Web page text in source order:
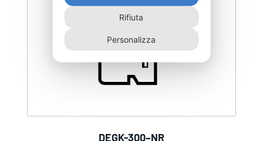
DEGK-300–NR
Rifiuta
Personalizza